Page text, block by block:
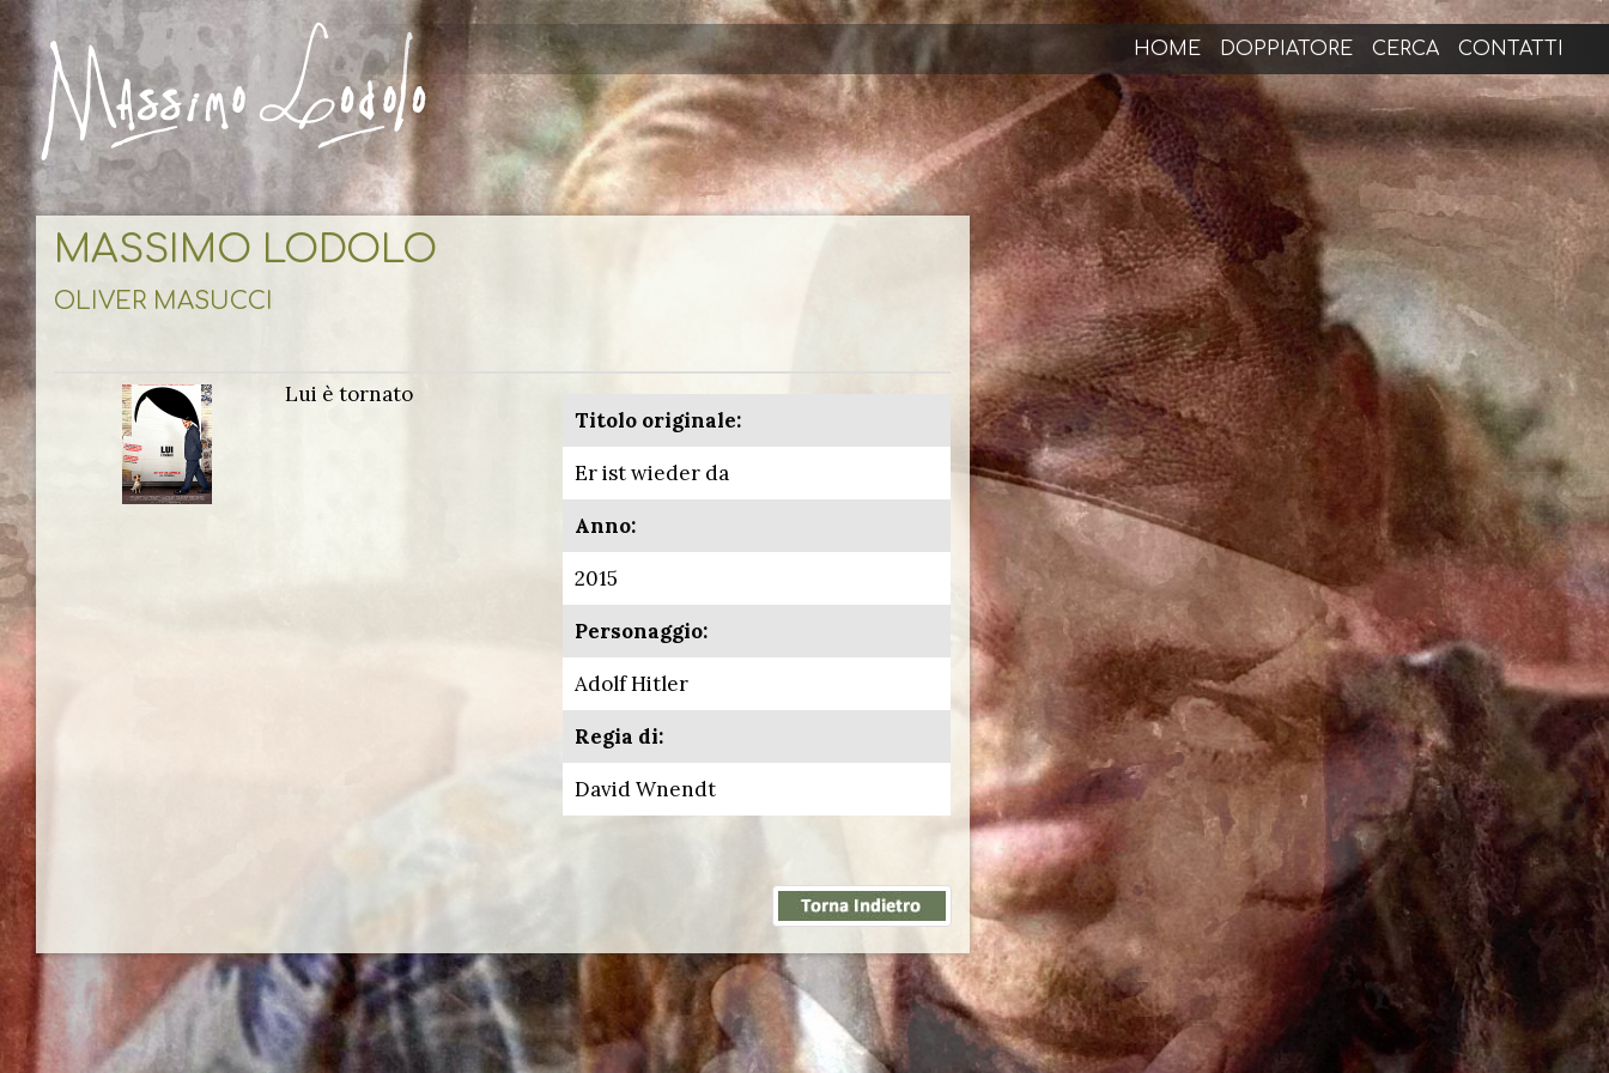
HOME DOPPIATORE CERCA CONTATTI
MASSIMO LODOLO
OLIVER MASUCCI
Lui è tornato
Titolo originale:
Er ist wieder da
Anno:
2015
Personaggio:
Adolf Hitler
Regia di:
David Wnendt